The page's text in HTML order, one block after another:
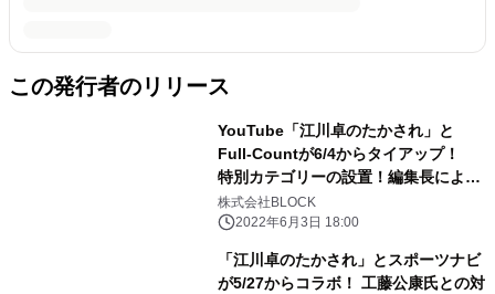
この発行者のリリース
YouTube「江川卓のたかされ」と
Full-Countが6/4からタイアップ！
特別カテゴリーの設置！編集長による
直撃インタビューなどを実施！
株式会社BLOCK
2022年6月3日 18:00
「江川卓のたかされ」とスポーツナビ
が5/27からコラボ！ 工藤公康氏との対